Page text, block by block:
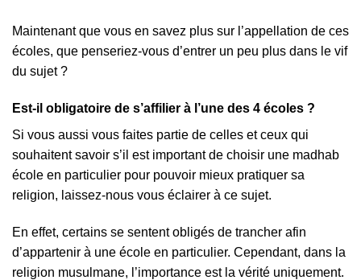
Maintenant que vous en savez plus sur l’appellation de ces
écoles, que penseriez-vous d’entrer un peu plus dans le vif
du sujet ?
Est-il obligatoire de s’affilier à l’une des 4 écoles ?
Si vous aussi vous faites partie de celles et ceux qui
souhaitent savoir s’il est important de choisir une madhab
école en particulier pour pouvoir mieux pratiquer sa
religion, laissez-nous vous éclairer à ce sujet.
En effet, certains se sentent obligés de trancher afin
d’appartenir à une école en particulier. Cependant, dans la
religion musulmane, l’importance est la vérité uniquement.